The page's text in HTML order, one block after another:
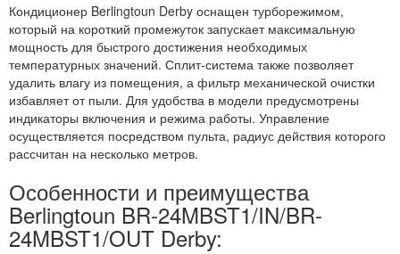
Кондиционер Berlingtoun Derby оснащен турборежимом,
который на короткий промежуток запускает максимальную
мощность для быстрого достижения необходимых
температурных значений. Сплит-система также позволяет
удалить влагу из помещения, а фильтр механической очистки
избавляет от пыли. Для удобства в модели предусмотрены
индикаторы включения и режима работы. Управление
осуществляется посредством пульта, радиус действия которого
рассчитан на несколько метров.
Особенности и преимущества
Berlingtoun BR-24MBST1/IN/BR-
24MBST1/OUT Derby: